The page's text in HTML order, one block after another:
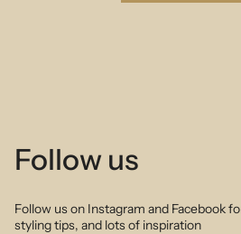
Follow us
Follow us on Instagram and Facebook
styling tips, and lots of inspiration